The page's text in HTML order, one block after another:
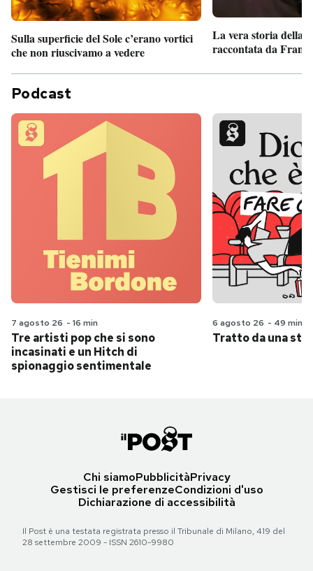
Sulla superficie del Sole c’erano vortici
che non riuscivamo a vedere
La vera storia della
raccontata da
Podcast
7 agosto 26 - 16 min
Tre artisti pop che si sono
incasinati e un Hitch di
spionaggio sentimentale
6 agosto 26 - 49 min
Tratto da una
Chi siamoPubblicitàPrivacy
Gestisci le preferenzeCondizioni d'uso
Dichiarazione di accessibilità
Il Post è una testata registrata presso il Tribunale di Milano, 419 del
28 settembre 2009 - ISSN 2610-9980